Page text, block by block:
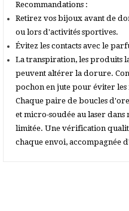
Recommandations :
Retirez vos bijoux avant de
ou lors d'activités sportives.
Évitez les contacts avec le
La transpiration, les produits
peuvent altérer la dorure.
pochon en jute pour éviter
Chaque paire de boucles
et micro-soudée au laser
limitée. Une vérification
chaque envoi, accompagnée